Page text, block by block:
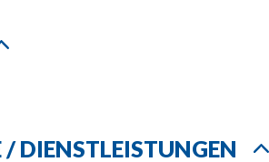
DIENSTLEISTUNGEN